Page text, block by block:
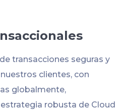
transacciones seguras y
clientes, con
globalmente,
robusta de Cloud